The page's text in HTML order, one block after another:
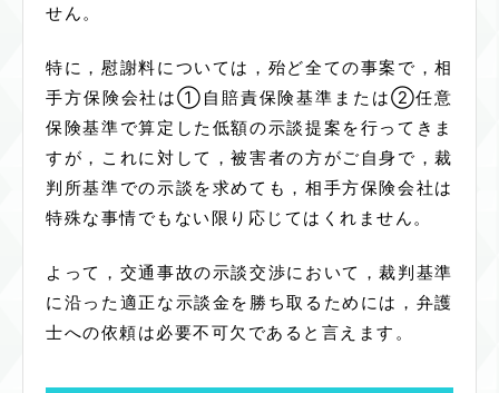
せん。
特に，慰謝料については，殆ど全ての事案で，相
手方保険会社は①自賠責保険基準または②任意
保険基準で算定した低額の示談提案を行ってきま
すが，これに対して，被害者の方がご自身で，裁
判所基準での示談を求めても，相手方保険会社は
特殊な事情でもない限り応じてはくれません。
よって，交通事故の示談交渉において，裁判基準
に沿った適正な示談金を勝ち取るためには，弁護
士への依頼は必要不可欠であると言えます。